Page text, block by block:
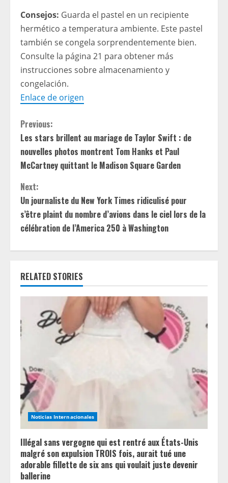
Consejos: Guarda el pastel en un recipiente
hermético a temperatura ambiente. Este pastel
también se congela sorprendentemente bien.
Consulte la página 21 para obtener más
instrucciones sobre almacenamiento y
congelación.
Enlace de origen
C
o
n
t
i
n
u
e
R
e
a
d
i
n
g
Previous:
Les stars brillent au mariage de Taylor Swift : de
nouvelles photos montrent Tom Hanks et Paul
McCartney quittant le Madison Square Garden
Next:
Un journaliste du New York Times ridiculisé pour
s’être plaint du nombre d’avions dans le ciel lors de la
célébration de l’America 250 à Washington
RELATED STORIES
Noticias Internacionales
Illégal sans vergogne qui est rentré aux États-Unis
malgré son expulsion TROIS fois, aurait tué une
adorable fillette de six ans qui voulait juste devenir
ballerine